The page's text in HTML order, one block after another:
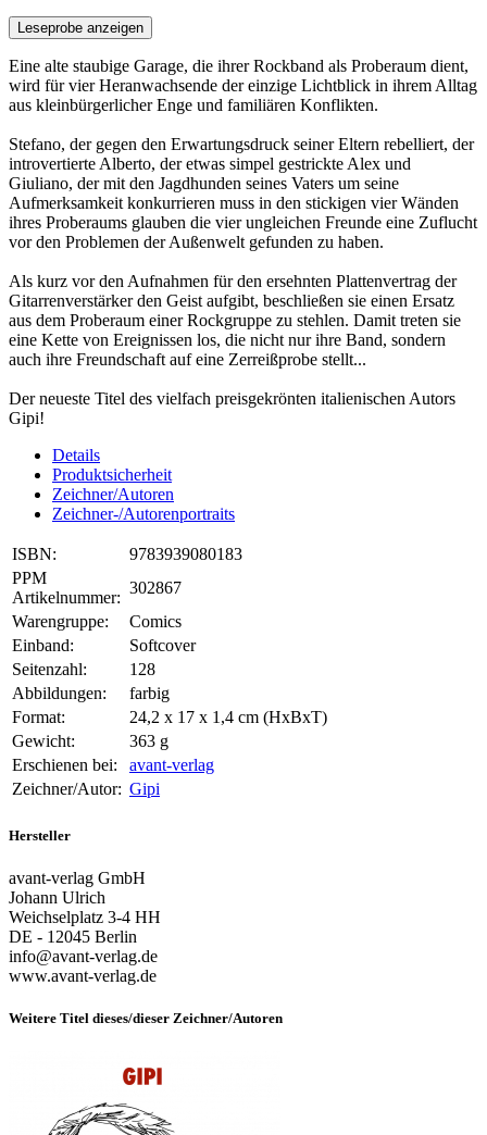
Leseprobe anzeigen
Eine alte staubige Garage, die ihrer Rockband als Proberaum dient,
wird für vier Heranwachsende der einzige Lichtblick in ihrem Alltag
aus kleinbürgerlicher Enge und familiären Konflikten.
Stefano, der gegen den Erwartungsdruck seiner Eltern rebelliert, der
introvertierte Alberto, der etwas simpel gestrickte Alex und
Giuliano, der mit den Jagdhunden seines Vaters um seine
Aufmerksamkeit konkurrieren muss in den stickigen vier Wänden
ihres Proberaums glauben die vier ungleichen Freunde eine Zuflucht
vor den Problemen der Außenwelt gefunden zu haben.
Als kurz vor den Aufnahmen für den ersehnten Plattenvertrag der
Gitarrenverstärker den Geist aufgibt, beschließen sie einen Ersatz
aus dem Proberaum einer Rockgruppe zu stehlen. Damit treten sie
eine Kette von Ereignissen los, die nicht nur ihre Band, sondern
auch ihre Freundschaft auf eine Zerreißprobe stellt...
Der neueste Titel des vielfach preisgekrönten italienischen Autors
Gipi!
Details
Produktsicherheit
Zeichner/Autoren
Zeichner-/Autorenportraits
ISBN:
9783939080183
PPM
Artikelnummer:
302867
Warengruppe:
Comics
Einband:
Softcover
Seitenzahl:
128
Abbildungen:
farbig
Format:
24,2 x 17 x 1,4 cm (HxBxT)
Gewicht:
363 g
Erschienen bei:
avant-verlag
Zeichner/Autor: Gipi
Hersteller
avant-verlag GmbH
Johann Ulrich
Weichselplatz 3-4 HH
DE - 12045 Berlin
info@avant-verlag.de
www.avant-verlag.de
Weitere Titel dieses/dieser Zeichner/Autoren